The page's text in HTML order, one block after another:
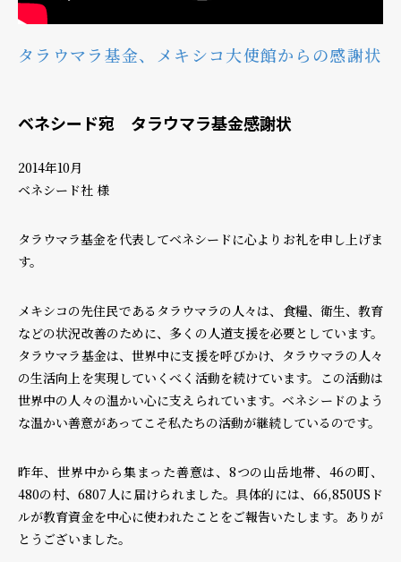
タラウマラ基金、メキシコ大使館からの感謝状
ベネシード宛 タラウマラ基金感謝状
2014年10月
ベネシード社 様
タラウマラ基金を代表してベネシードに心よりお礼を申し上げま
す。
メキシコの先住民であるタラウマラの人々は、食糧、衛生、教育
などの状況改善のために、多くの人道支援を必要としています。
タラウマラ基金は、世界中に支援を呼びかけ、タラウマラの人々
の生活向上を実現していくべく活動を続けています。この活動は
世界中の人々の温かい心に支えられています。ベネシードのよう
な温かい善意があってこそ私たちの活動が継続しているのです。
昨年、世界中から集まった善意は、8つの山岳地帯、46の町、
480の村、6807人に届けられました。具体的には、66,850USド
ルが教育資金を中心に使われたことをご報告いたします。ありが
とうございました。